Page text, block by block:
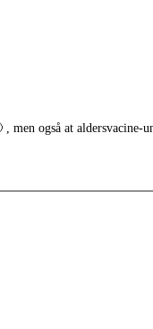
også at